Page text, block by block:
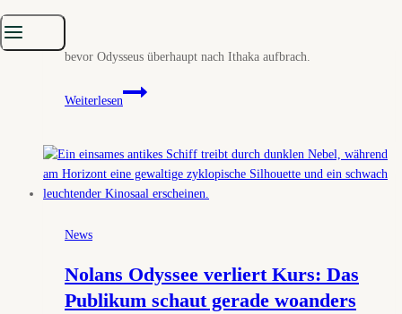
Die Odyssee sorgt schon vor Kinostart für Sturm im
bevor Odysseus überhaupt nach Ithaka aufbrach.
Weiterlesen
Die
Odyssee:
Heimweg
Ithaka
News
Nolans Odyssee verliert Kurs: Das
Publikum schaut gerade woanders